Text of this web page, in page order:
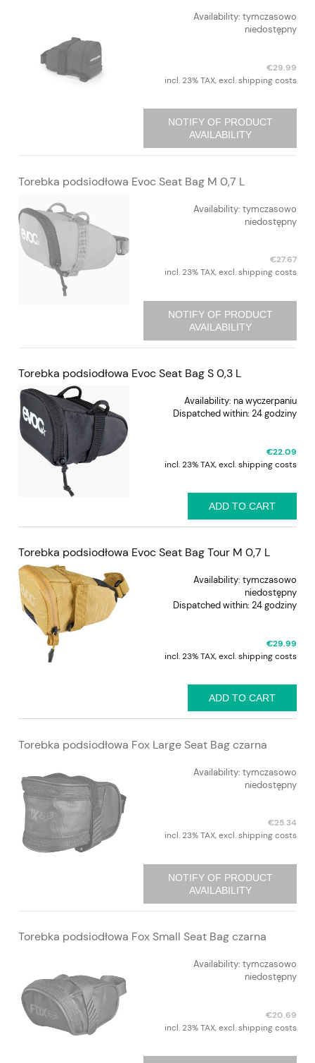
Availability: tymczasowo
niedostępny
€29.99
incl. 23% TAX, excl. shipping costs
NOTIFY OF PRODUCT
AVAILABILITY
Torebka podsiodłowa Evoc Seat Bag M 0,7 L
Availability: tymczasowo
niedostępny
€27.67
incl. 23% TAX, excl. shipping costs
NOTIFY OF PRODUCT
AVAILABILITY
Torebka podsiodłowa Evoc Seat Bag S 0,3 L
Availability: na wyczerpaniu
Dispatched within: 24 godziny
€22.09
incl. 23% TAX, excl. shipping costs
ADD TO CART
Torebka podsiodłowa Evoc Seat Bag Tour M 0,7 L
Availability: tymczasowo
niedostępny
Dispatched within: 24 godziny
€29.99
incl. 23% TAX, excl. shipping costs
ADD TO CART
Torebka podsiodłowa Fox Large Seat Bag czarna
Availability: tymczasowo
niedostępny
€25.34
incl. 23% TAX, excl. shipping costs
NOTIFY OF PRODUCT
AVAILABILITY
Torebka podsiodłowa Fox Small Seat Bag czarna
Availability: tymczasowo
niedostępny
€20.69
incl. 23% TAX, excl. shipping costs